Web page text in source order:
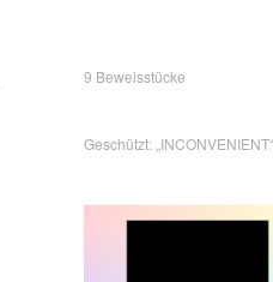
9 Beweisstücke
Geschützt: